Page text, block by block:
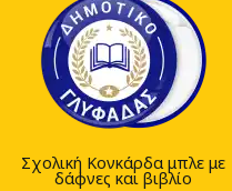
Σχολική Κονκάρδα μπλε με
δάφνες και βιβλίο